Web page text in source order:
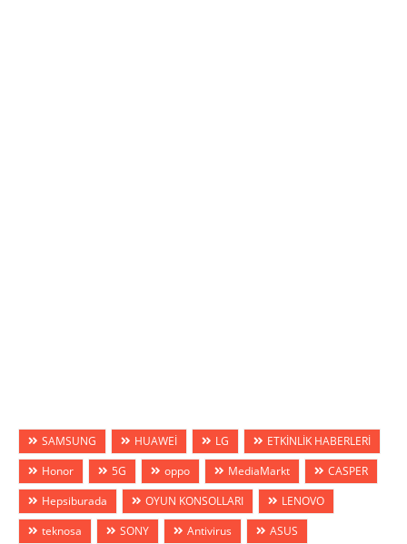
SAMSUNG HUAWEİ LG
ETKİNLİK HABERLERİ
Honor
5G oppo MediaMarkt
CASPER
Hepsiburada
OYUN KONSOLLARI
LENOVO
teknosa
SONY Antivirus
ASUS